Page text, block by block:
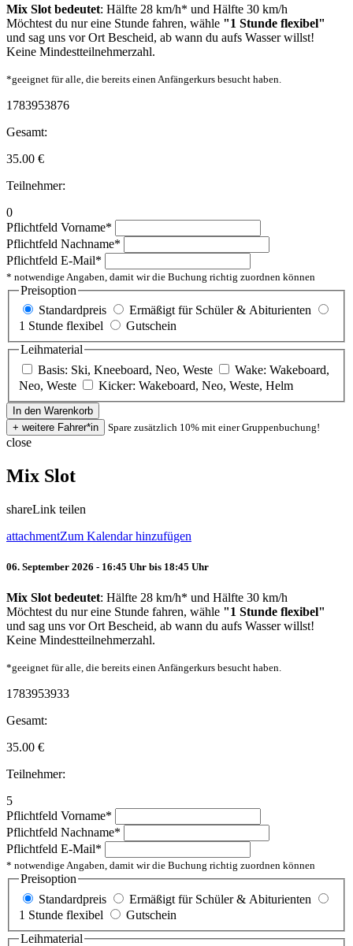
Mix Slot bedeutet: Hälfte 28 km/h* und Hälfte 30 km/h
Möchtest du nur eine Stunde fahren, wähle "1 Stunde flexibel"
und sag uns vor Ort Bescheid, ab wann du aufs Wasser willst!
Keine Mindestteilnehmerzahl.
*geeignet für alle, die bereits einen Anfängerkurs besucht haben.
1783953876
Gesamt:
35.00 €
Teilnehmer:
0
Pflichtfeld Vorname*
Pflichtfeld Nachname*
Pflichtfeld E-Mail*
* notwendige Angaben, damit wir die Buchung richtig zuordnen können
Preisoption
Standardpreis
Ermäßigt für Schüler & Abiturienten
1 Stunde flexibel
Gutschein
Leihmaterial
Basis: Ski, Kneeboard, Neo, Weste
Wake: Wakeboard,
Neo, Weste
Kicker: Wakeboard, Neo, Weste, Helm
Spare zusätzlich 10% mit einer Gruppenbuchung!
close
Mix Slot
shareLink teilen
attachmentZum Kalendar hinzufügen
06. September 2026 - 16:45 Uhr bis 18:45 Uhr
Mix Slot bedeutet: Hälfte 28 km/h* und Hälfte 30 km/h
Möchtest du nur eine Stunde fahren, wähle "1 Stunde flexibel"
und sag uns vor Ort Bescheid, ab wann du aufs Wasser willst!
Keine Mindestteilnehmerzahl.
*geeignet für alle, die bereits einen Anfängerkurs besucht haben.
1783953933
Gesamt:
35.00 €
Teilnehmer:
5
Pflichtfeld Vorname*
Pflichtfeld Nachname*
Pflichtfeld E-Mail*
* notwendige Angaben, damit wir die Buchung richtig zuordnen können
Preisoption
Standardpreis
Ermäßigt für Schüler & Abiturienten
1 Stunde flexibel
Gutschein
Leihmaterial